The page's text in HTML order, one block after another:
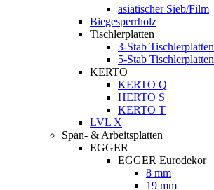
asiatischer Sieb/Film
Biegesperrholz
Tischlerplatten
3-Stab Tischlerplatten
5-Stab Tischlerplatten
KERTO
KERTO Q
HERTO S
KERTO T
LVL X
Span- & Arbeitsplatten
EGGER
EGGER Eurodekor
8 mm
19 mm